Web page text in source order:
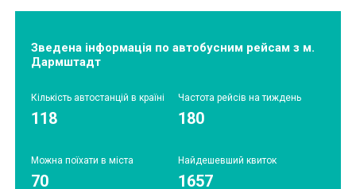
Зведена інформація по автобусним рейсам з м.
Дармштадт
Кількість автостанцій в країні
118
Частота рейсів на тиждень
180
Можна поїхати в міста
70
Найдешевший квиток
1657